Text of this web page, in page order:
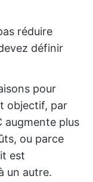
réduire
définir
pour
objectif, par
augmente plus
ou parce
est
un autre.